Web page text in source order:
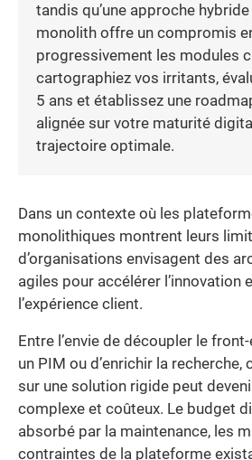
tandis qu’une approche
monolith offre un compromis
progressivement les modules
cartographiez vos irritants,
5 ans et établissez une
alignée sur votre maturité
trajectoire optimale.
Dans un contexte où les
monolithiques montrent leurs
d’organisations envisagent des
agiles pour accélérer l’innovation
l’expérience client.
Entre l’envie de découpler le
un PIM ou d’enrichir la
sur une solution rigide peut
complexe et coûteux. Le budget
absorbé par la maintenance, les
contraintes de la plateforme